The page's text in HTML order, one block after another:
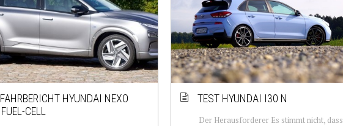
FAHRBERICHT HYUNDAI NEXO
FUEL-CELL
TEST HYUNDAI I30 N
Der Herausforderer Es stimmt nicht, dass